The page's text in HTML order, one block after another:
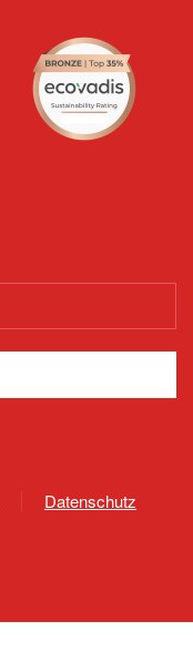
Datenschutz